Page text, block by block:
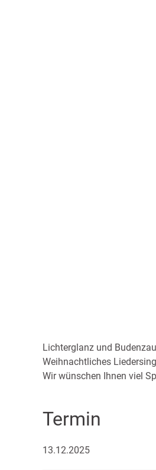
Lichterglanz und
Weihnachtliches
Wir wünschen Ihnen viel
Termin
13.12.2025